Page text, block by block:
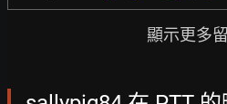
顯示更多